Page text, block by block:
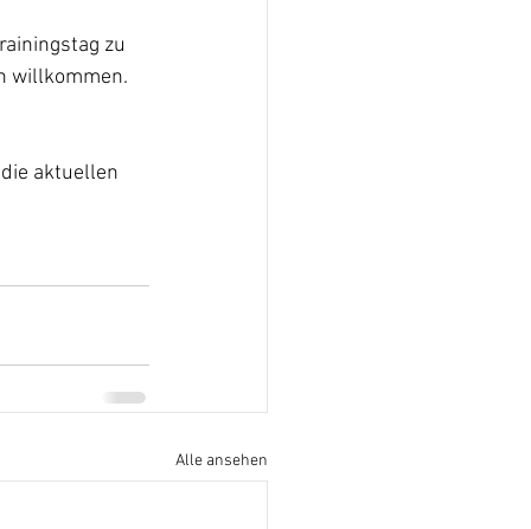
zu
willkommen.
aktuellen
Alle ansehen